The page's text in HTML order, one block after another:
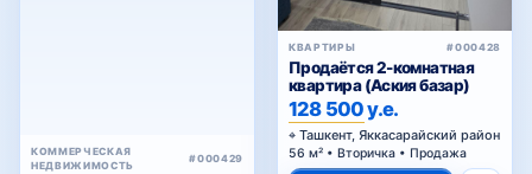
КОММЕРЧЕСКАЯ
НЕДВИЖИМОСТЬ
#000429
КВАРТИРЫ #000428
Продаётся 2-комнатная
квартира (Аския базар)
128 500 у.е.
Ташкент, Яккасарайский район
56 м² • Вторичка • Продажа